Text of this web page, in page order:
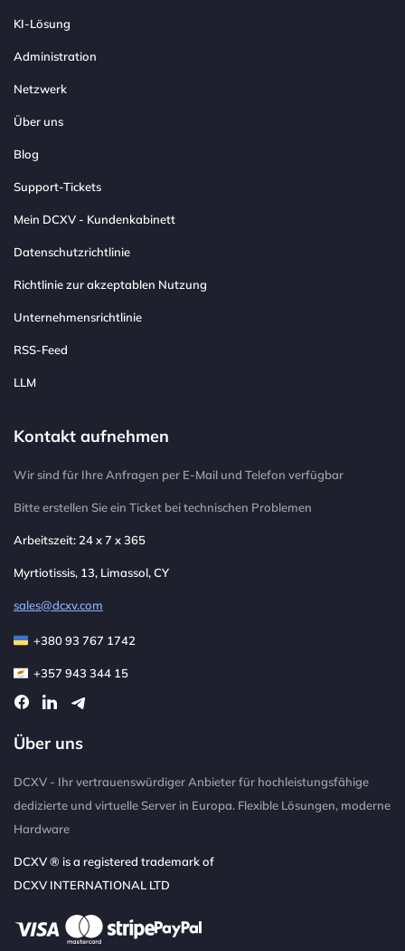
KI-Lösung
Administration
Netzwerk
Über uns
Blog
Support-Tickets
Mein DCXV - Kundenkabinett
Datenschutzrichtlinie
Richtlinie zur akzeptablen Nutzung
Unternehmensrichtlinie
RSS-Feed
LLM
Kontakt aufnehmen
Wir sind für Ihre Anfragen per E-Mail und Telefon verfügbar
Bitte erstellen Sie ein Ticket bei technischen Problemen
Arbeitszeit: 24 x 7 x 365
Myrtiotissis, 13, Limassol, CY
sales@dcxv.com
+380 93 767 1742
+357 943 344 15
Über uns
DCXV - Ihr vertrauenswürdiger Anbieter für hochleistungsfähige
dedizierte und virtuelle Server in Europa. Flexible Lösungen, moderne
Hardware
DCXV ® is a registered trademark of
DCXV INTERNATIONAL LTD